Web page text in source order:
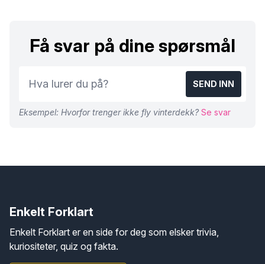
Få svar på dine spørsmål
SEND INN
Eksempel: Hvorfor trenger ikke fly vinterdekk? Se svar
Enkelt Forklart
Enkelt Forklart er en side for deg som elsker trivia,
kuriositeter, quiz og fakta.